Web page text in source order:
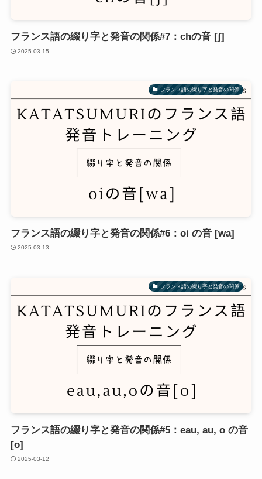
フランス語の綴り字と発音の関係#7：chの音 [ʃ]
2025-03-15
フランス語の綴り字と発音の関係
フランス語の綴り字と発音の関係#6：oi の音 [wa]
2025-03-13
フランス語の綴り字と発音の関係
フランス語の綴り字と発音の関係#5：eau, au, o の音
[o]
2025-03-12